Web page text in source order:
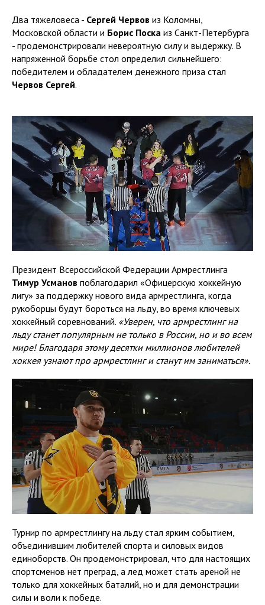
Два тяжеловеса - Сергей Червов из Коломны,
Московской области и Борис Поска из Санкт-Петербурга
- продемонстрировали невероятную силу и выдержку. В
напряженной борьбе стол определил сильнейшего:
победителем и обладателем денежного приза стал
Червов Сергей.
Президент Всероссийской Федерации Армрестлинга
Тимур Усманов поблагодарил «Офицерскую хоккейную
лигу» за поддержку нового вида армрестлинга, когда
рукоборцы будут бороться на льду, во время ключевых
хоккейный соревнований. «Уверен, что армрестлинг на
льду станет популярным не только в России, но и во всем
мире! Благодаря этому десятки миллионов любителей
хоккея узнают про армрестлинг и станут им заниматься».
Турнир по армрестлингу на льду стал ярким событием,
объединившим любителей спорта и силовых видов
единоборств. Он продемонстрировал, что для настоящих
спортсменов нет преград, а лед может стать ареной не
только для хоккейных баталий, но и для демонстрации
силы и воли к победе.